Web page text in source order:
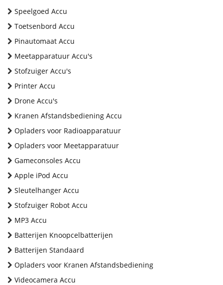
Speelgoed Accu
Toetsenbord Accu
Pinautomaat Accu
Meetapparatuur Accu's
Stofzuiger Accu's
Printer Accu
Drone Accu's
Kranen Afstandsbediening Accu
Opladers voor Radioapparatuur
Opladers voor Meetapparatuur
Gameconsoles Accu
Apple iPod Accu
Sleutelhanger Accu
Stofzuiger Robot Accu
MP3 Accu
Batterijen Knoopcelbatterijen
Batterijen Standaard
Opladers voor Kranen Afstandsbediening
Videocamera Accu